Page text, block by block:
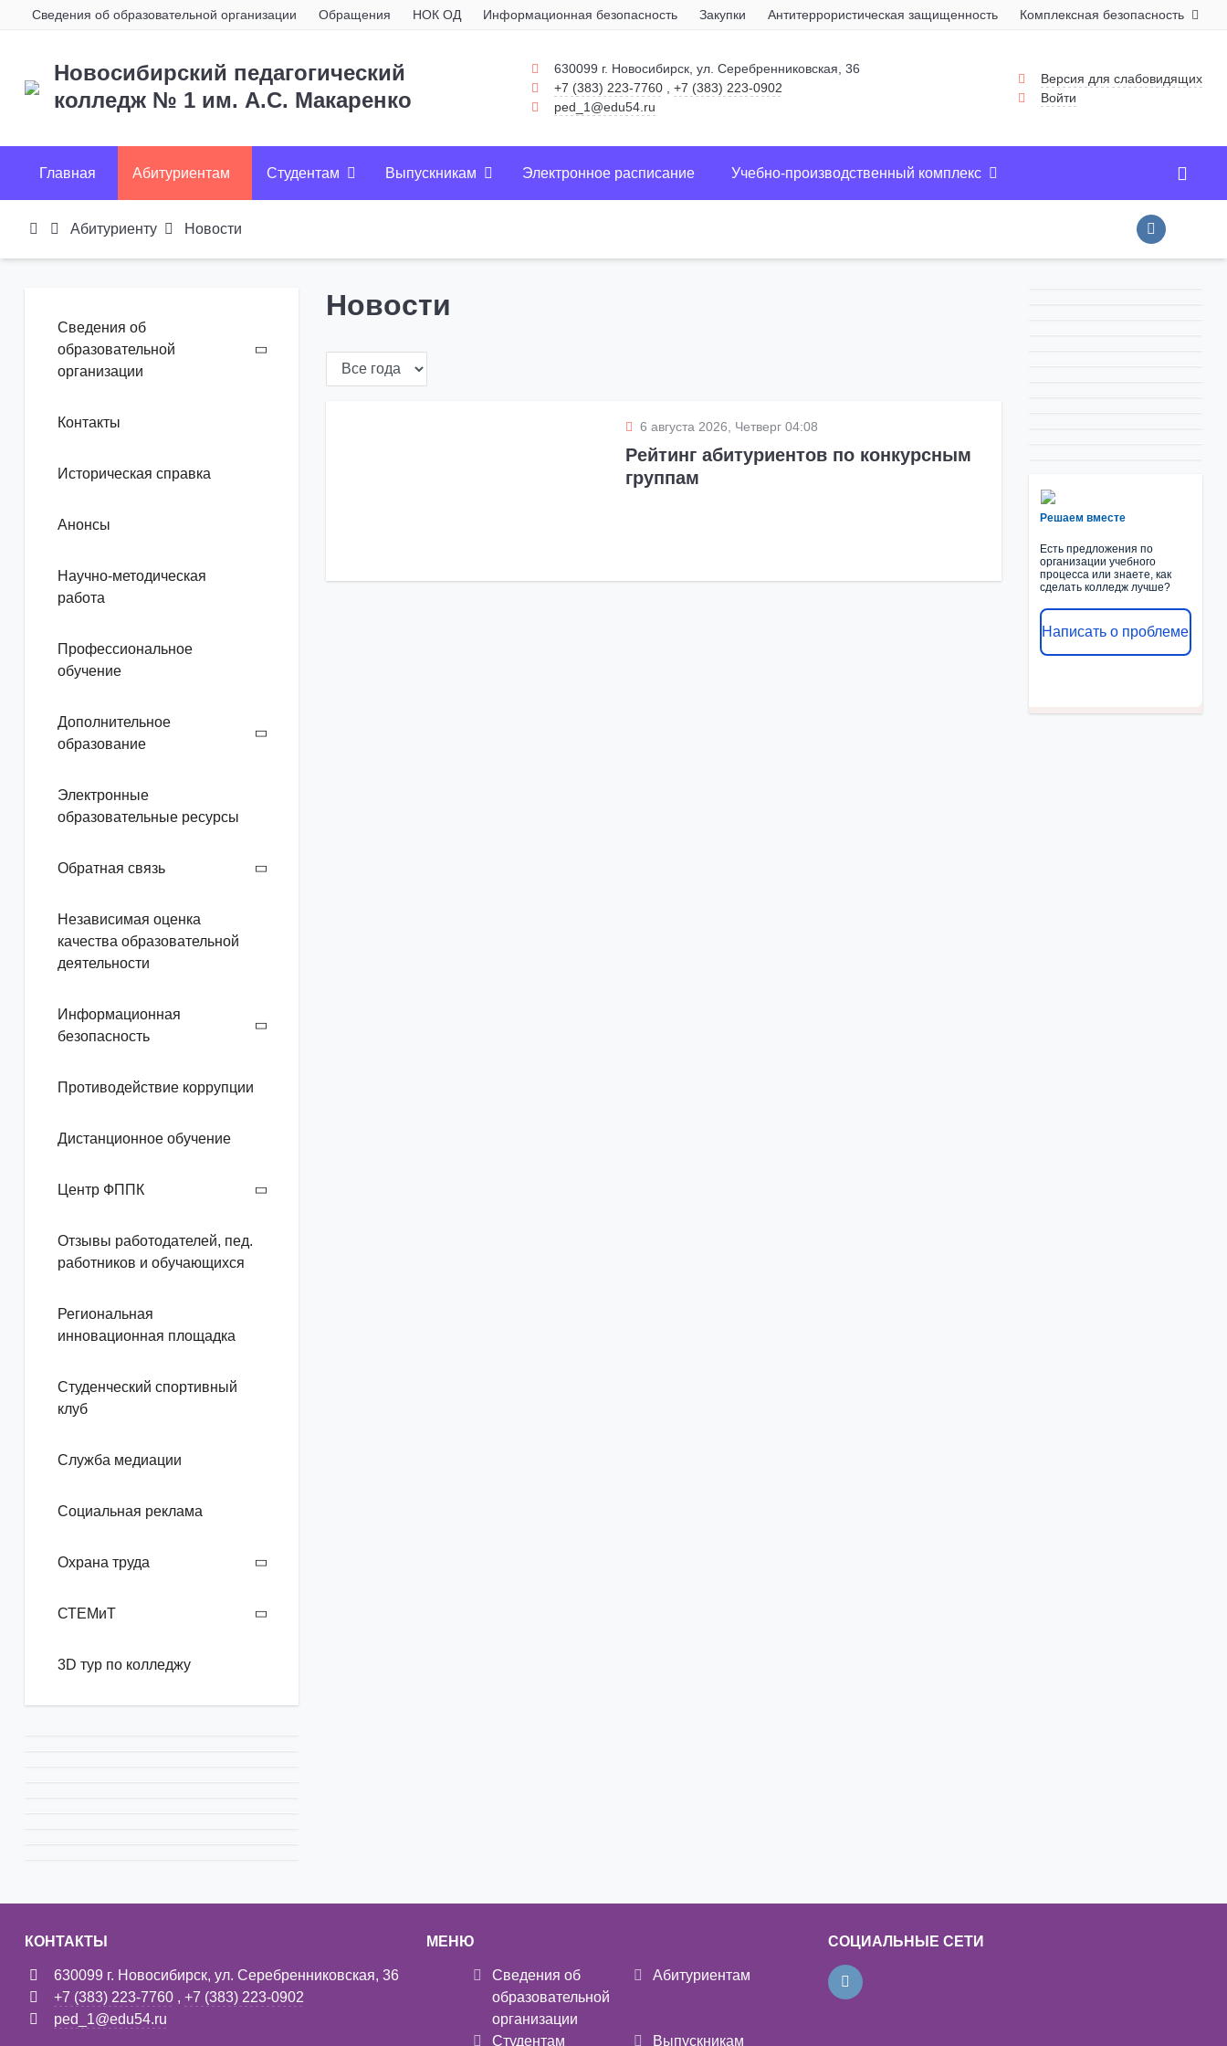
Сведения об образовательной организации Обращения НОК ОД Информационная безопасность Закупки Антитеррористическая защищенность Комплексная безопасность
Новосибирский педагогический
колледж № 1 им. А.С. Макаренко
630099 г. Новосибирск, ул. Серебренниковская, 36
+7 (383) 223-7760
+7 (383) 223-0902
ped_1@edu54.ru
Версия для слабовидящих
Войти
Главная Абитуриентам Студентам Выпускникам Электронное расписание Учебно-производственный комплекс
Абитуриенту Новости
Сведения об
образовательной
организации
Контакты
Историческая справка
Анонсы
Научно-методическая
работа
Профессиональное
обучение
Дополнительное
образование
Электронные
образовательные ресурсы
Обратная связь
Независимая оценка
качества образовательной
деятельности
Информационная
безопасность
Противодействие коррупции
Дистанционное обучение
Центр ФППК
Отзывы работодателей, пед.
работников и обучающихся
Региональная
инновационная площадка
Студенческий спортивный
клуб
Служба медиации
Социальная реклама
Охрана труда
СТЕМиТ
3D тур по колледжу
Новости
6 августа 2026, Четверг 04:08
Рейтинг абитуриентов по конкурсным
группам
Решаем вместе
Есть предложения по
организации учебного
процесса или знаете, как
сделать колледж лучше?
Написать о проблеме
КОНТАКТЫ
630099 г. Новосибирск, ул. Серебренниковская, 36
+7 (383) 223-7760 , +7 (383) 223-0902
ped_1@edu54.ru
МЕНЮ
Сведения об
образовательной
организации
Абитуриентам
Студентам Выпускникам
СОЦИАЛЬНЫЕ СЕТИ